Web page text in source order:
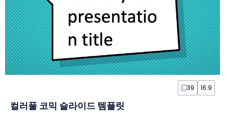
39 16:9
컬러풀 코믹 슬라이드 템플릿